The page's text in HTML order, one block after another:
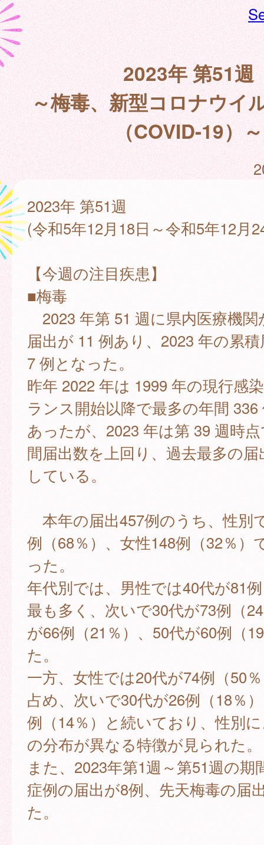
2023年 第51週
～梅毒、新型コロナウイ
（COVID-19）～
2023年 第51週
(令和5年12月18日～令和5年12月
【今週の注目疾患】
■梅毒
2023 年第 51 週に県内医療機関
届出が 11 例あり、2023 年の累
7 例となった。
昨年 2022 年は 1999 年の現行感
ランス開始以降で最多の年間
あったが、2023 年は第 39 週時
間届出数を上回り、過去最多の
している。
本年の届出457例のうち、性別
例（68％）、女性148例（32％）
った。
年代別では、男性では40代が81
最も多く、次いで30代が73例（
が66例（21％）、50代が60例（
た。
一方、女性では20代が74例（50
占め、次いで30代が26例（18％
例（14％）と続いており、性別
の分布が異なる特徴が見られた。
また、2023年第1週～第51週の期
症例の届出が8例、先天梅毒の届
た。